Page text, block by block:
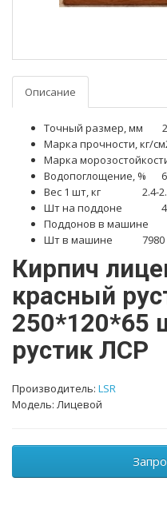
Описание
Точный размер, мм
Марка прочности, кг/
Марка
Водопоглощение, %
Вес 1 шт, кг
2.4-
Шт на поддоне
Поддонов в машине
Шт в машине
7980
Кирпич
красный
250*120*65
рустик ЛСР
Производитель: LSR
Модель: Лицевой